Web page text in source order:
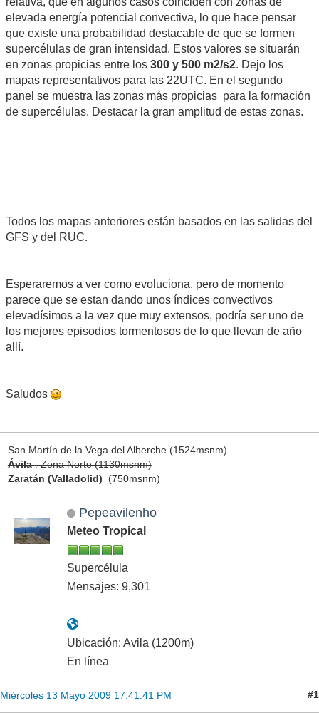
elevada energía potencial convectiva, lo que hace pensar
que existe una probabilidad destacable de que se formen
supercélulas de gran intensidad. Estos valores se situarán
en zonas propicias entre los 300 y 500 m2/s2. Dejo los
mapas representativos para las 22UTC. En el segundo
panel se muestra las zonas más propicias para la formación
de supercélulas. Destacar la gran amplitud de estas zonas.
Todos los mapas anteriores están basados en las salidas del
GFS y del RUC.
Esperaremos a ver como evoluciona, pero de momento
parece que se estan dando unos índices convectivos
elevadísimos a la vez que muy extensos, podría ser uno de
los mejores episodios tormentosos de lo que llevan de año
allí.
Saludos
San Martín de la Vega del Alberche (1524msnm)
Ávila. Zona Norte (1130msnm)
Zaratán (Valladolid) (750msnm)
Pepeavilenho
Meteo Tropical
Supercélula
Mensajes: 9,301
Ubicación: Avila (1200m)
En línea
Miércoles 13 Mayo 2009 17:41:41 PM #1